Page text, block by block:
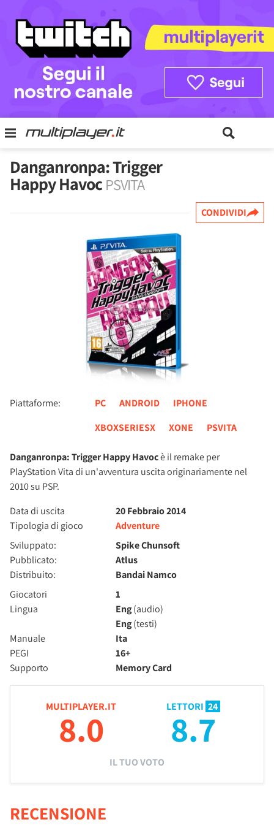
Danganronpa: Trigger
Happy HavocPSVITA
CONDIVIDI
Piattaforme: PC ANDROID
IPHONE
XBOXSERIESX
XONE PSVITA
Danganronpa: Trigger Happy Havocè il remake per
PlayStation Vita di un'avventura uscita originariamente nel
2010 su PSP.
Data di uscita
20 Febbraio 2014
Tipologia di gioco
Adventure
Sviluppato:
Spike Chunsoft
Pubblicato:
Atlus
Distribuito:
Bandai Namco
Giocatori
1
Lingua
Eng(audio)
Eng(testi)
Manuale
Ita
PEGI
16+
Supporto
Memory Card
MULTIPLAYER.IT
8.0
LETTORI 24
8.7
IL TUO VOTO
RECENSIONE